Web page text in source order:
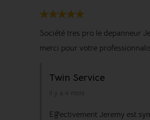
Société tres pro le depanneur
merci pour votre
Twin Service
il y a 4 mois
Effectivement Jeremy est